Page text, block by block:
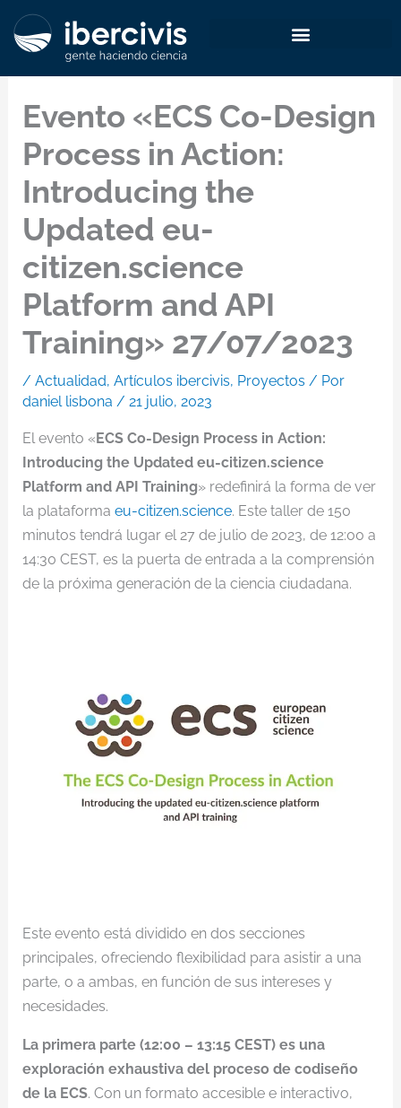
Evento «ECS Co-Design
Process in Action:
Introducing the
Updated eu-
citizen.science
Platform and API
Training» 27/07/2023
/ Actualidad, Artículos ibercivis, Proyectos / Por
daniel lisbona / 21 julio, 2023
El evento «ECS Co-Design Process in Action:
Introducing the Updated eu-citizen.science
Platform and API Training» redefinirá la forma de ver
la plataforma eu-citizen.science. Este taller de 150
minutos tendrá lugar el 27 de julio de 2023, de 12:00 a
14:30 CEST, es la puerta de entrada a la comprensión
de la próxima generación de la ciencia ciudadana.
Este evento está dividido en dos secciones
principales, ofreciendo flexibilidad para asistir a una
parte, o a ambas, en función de sus intereses y
necesidades.
La primera parte (12:00 – 13:15 CEST) es una
exploración exhaustiva del proceso de codiseño
de la ECS. Con un formato accesible e interactivo,